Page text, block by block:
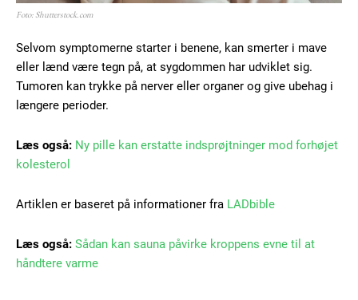
Foto: Shutterstock.com
Selvom symptomerne starter i benene, kan smerter i mave
eller lænd være tegn på, at sygdommen har udviklet sig.
Tumoren kan trykke på nerver eller organer og give ubehag i
længere perioder.
Læs også: Ny pille kan erstatte indsprøjtninger mod forhøjet
kolesterol
Artiklen er baseret på informationer fra LADbible
Læs også: Sådan kan sauna påvirke kroppens evne til at
håndtere varme